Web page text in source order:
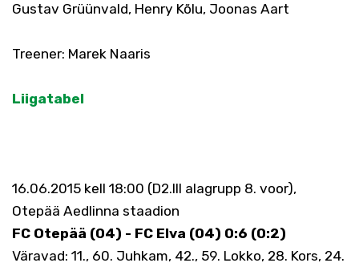
Gustav Grüünvald, Henry Kõlu, Joonas Aart
Treener: Marek Naaris
Liigatabel
16.06.2015 kell 18:00 (D2.III alagrupp 8. voor),
Otepää Aedlinna staadion
FC Otepää (04) - FC Elva (04) 0:6 (0:2)
Väravad: 11., 60. Juhkam, 42., 59. Lokko, 28. Kors, 24.